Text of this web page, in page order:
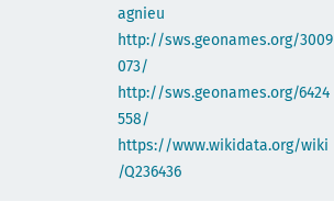
agnieu
http://sws.geonames.org/3009
073/
http://sws.geonames.org/6424
558/
https://www.wikidata.org/wiki
/Q236436